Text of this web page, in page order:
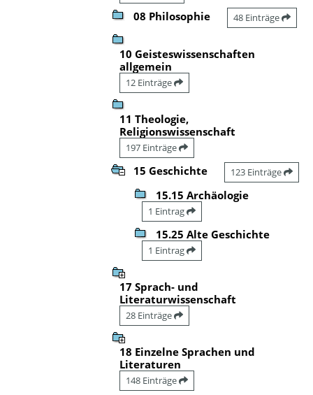
08 Philosophie 48 Einträge
10 Geisteswissenschaften
allgemein
12 Einträge
11 Theologie,
Religionswissenschaft
197 Einträge
15 Geschichte 123 Einträge
15.15 Archäologie
1 Eintrag
15.25 Alte Geschichte
1 Eintrag
17 Sprach- und
Literaturwissenschaft
28 Einträge
18 Einzelne Sprachen und
Literaturen
148 Einträge